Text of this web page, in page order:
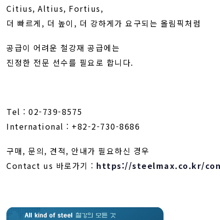
Citius, Altius, Fortius,
더 빠르게, 더 높이, 더 강하게가 요구되는 올림픽처럼
공급이 어려운 철강재 공급에는
진정한 전문 선수를 필요로 합니다.
Tel : 02-739-8575
International : +82-2-730-8686
구매, 문의, 견적, 안내가 필요하신 경우
Contact us 바로가기 : https://steelmax.co.kr/